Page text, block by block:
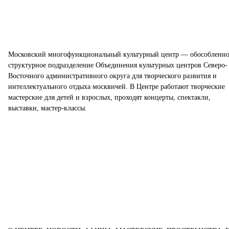
Московский многофункциональный культурный центр —
структурное подразделение Объединения культурных центров Северо-
Восточного административного округа для творческого развития и
интеллектуального отдыха москвичей. В Центре работают творческие
мастерские для детей и взрослых, проходят концерты, спектакли,
выставки, мастер-классы.